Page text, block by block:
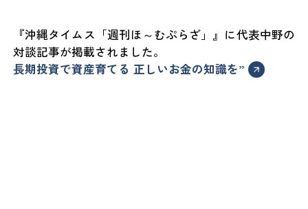
『沖縄タイムス「週刊ほ～むぷらざ」』に代表中野の
対談記事が掲載されました。
長期投資で資産育てる 正しいお金の知識を”